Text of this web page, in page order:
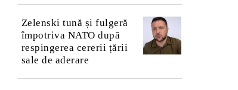
Zelenski tună și fulgeră
împotriva NATO după
respingerea cererii țării
sale de aderare